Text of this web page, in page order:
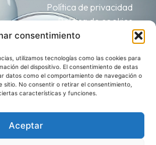
consentimiento
utilizamos tecnologías como las cookies para
del dispositivo. El consentimiento de estas
datos como el comportamiento de navegación o
sitio. No consentir o retirar el consentimiento,
características y funciones.
Aceptar
Política de privacidad
Política de cookies
Accesibilidad
reservados © 2023